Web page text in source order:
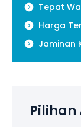
Tepat
Harga
Jaminan